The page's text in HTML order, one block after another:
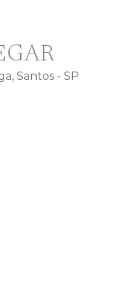
Santos - SP